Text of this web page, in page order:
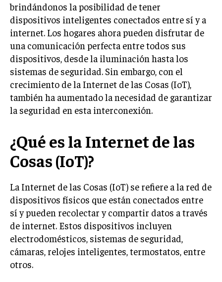
brindándonos la posibilidad de tener
dispositivos inteligentes conectados entre sí y a
internet. Los hogares ahora pueden disfrutar de
una comunicación perfecta entre todos sus
dispositivos, desde la iluminación hasta los
sistemas de seguridad. Sin embargo, con el
crecimiento de la Internet de las Cosas (IoT),
también ha aumentado la necesidad de garantizar
la seguridad en esta interconexión.
¿Qué es la Internet de las
Cosas (IoT)?
La Internet de las Cosas (IoT) se refiere a la red de
dispositivos físicos que están conectados entre
sí y pueden recolectar y compartir datos a través
de internet. Estos dispositivos incluyen
electrodomésticos, sistemas de seguridad,
cámaras, relojes inteligentes, termostatos, entre
otros.